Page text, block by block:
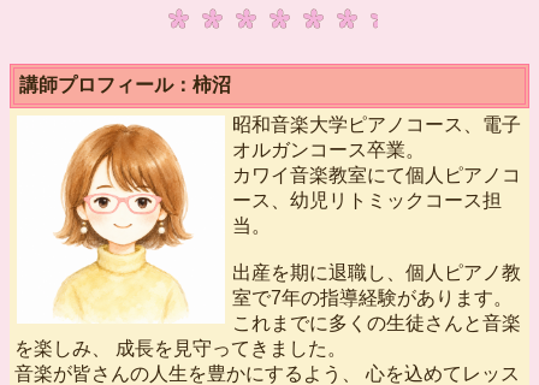
講師プロフィール：柿沼
昭和音楽大学ピアノコース、電子
オルガンコース卒業。
カワイ音楽教室にて個人ピアノコ
ース、幼児リトミックコース担
当。
出産を期に退職し、個人ピアノ教
室で7年の指導経験があります。
これまでに多くの生徒さんと音楽
を楽しみ、 成長を見守ってきました。
音楽が皆さんの人生を豊かにするよう、 心を込めてレッス